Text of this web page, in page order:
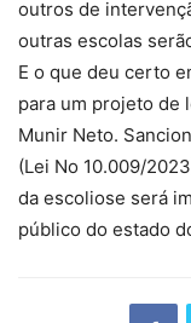
outros de
outras escolas
E o que deu certo
para um projeto de
Munir Neto.
(Lei No 10.009/
da escoliose será
público do estado